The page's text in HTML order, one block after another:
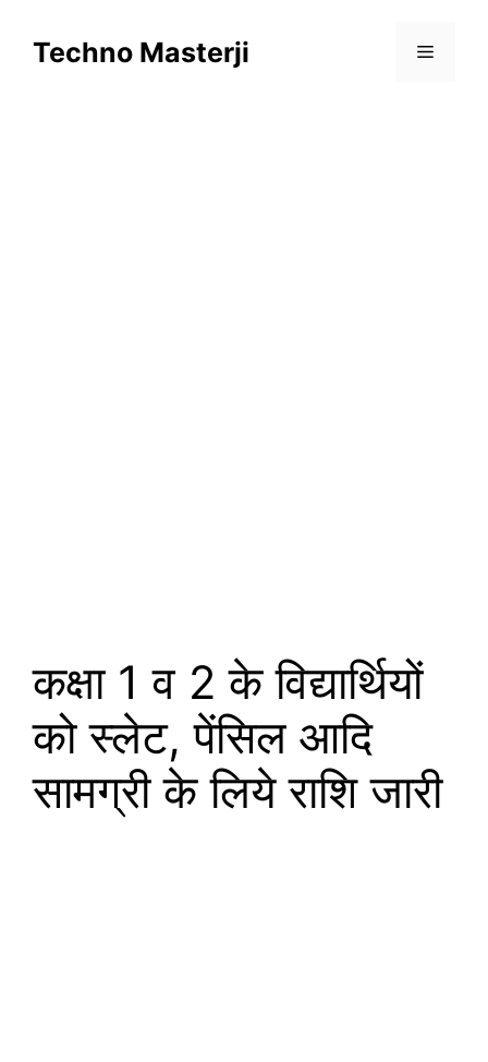
contentTechno Masterji Menu
कक्षा 1 व 2 के विद्यार्थियों
को स्लेट, पेंसिल आदि
सामग्री के लिये राशि जारी